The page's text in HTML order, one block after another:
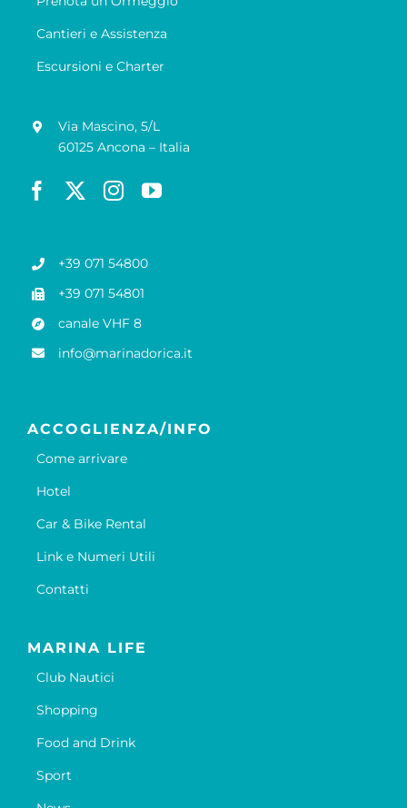
Cantieri e Assistenza
Escursioni e Charter
Via Mascino, 5/L
60125 Ancona – Italia
+39 071 54800
+39 071 54801
canale VHF 8
info@marinadorica.it
ACCOGLIENZA/INFO
Come arrivare
Hotel
Car & Bike Rental
Link e Numeri Utili
Contatti
MARINA LIFE
Club Nautici
Shopping
Food and Drink
Sport